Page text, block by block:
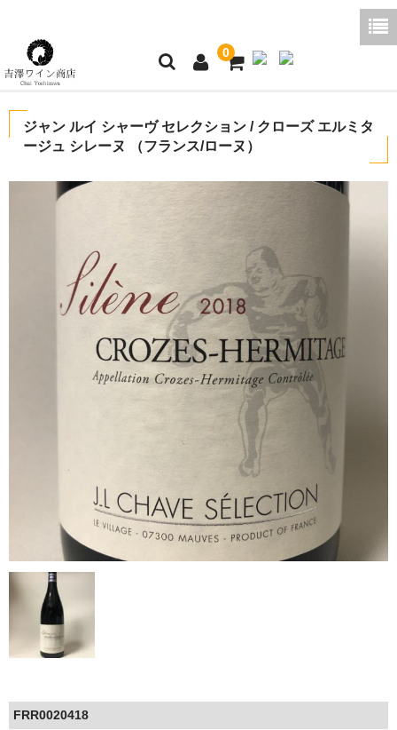
0
ご利用ガイド
商品一覧
ブログコラム
よくあるご質問
お問い合わせ
お買い物かご
ジャン ルイ シャーヴ セレクション / クローズ エルミタ
ージュ シレーヌ （フランス/ローヌ）
FRR0020418